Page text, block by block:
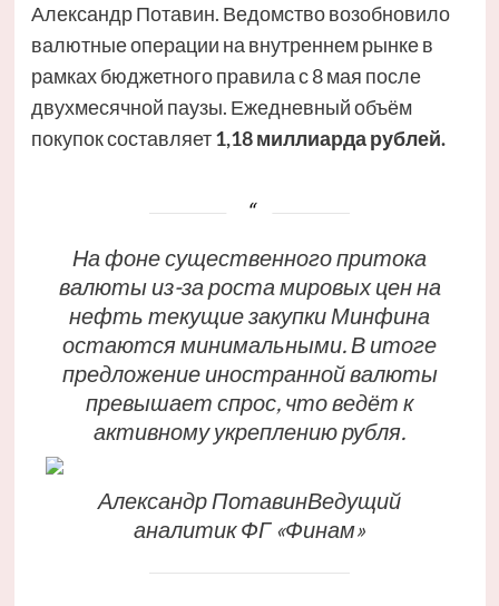
Александр Потавин. Ведомство возобновило
валютные операции на внутреннем рынке в
рамках бюджетного правила с 8 мая после
двухмесячной паузы. Ежедневный объём
покупок составляет1,18 миллиарда рублей.
На фоне существенного притока
валюты из-за роста мировых цен на
нефть текущие закупки Минфина
остаются минимальными. В итоге
предложение иностранной валюты
превышает спрос, что ведёт к
активному укреплению рубля.
Александр ПотавинВедущий
аналитик ФГ «Финам»